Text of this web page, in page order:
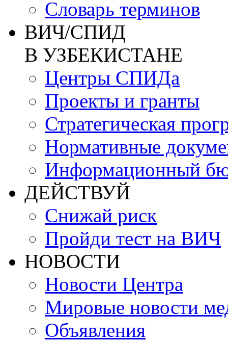
Словарь терминов
ВИЧ/СПИД
В УЗБЕКИСТАНЕ
Центры СПИДа
Проекты и гранты
Стратегическая
Нормативные
Информационный
ДЕЙСТВУЙ
Снижай риск
Пройди тест на ВИЧ
НОВОСТИ
Новости Центра
Мировые новости
Объявления